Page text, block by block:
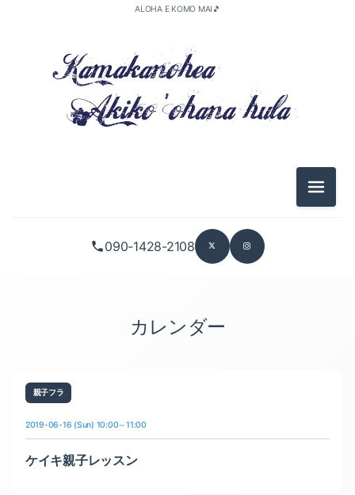
090-1428-2108
ALOHA E KOMO MAI🎵
メニュ
カレンダー
親子フラ
2019-06-16 (Sun) 10:00～11:00
ケイキ親子レッスン